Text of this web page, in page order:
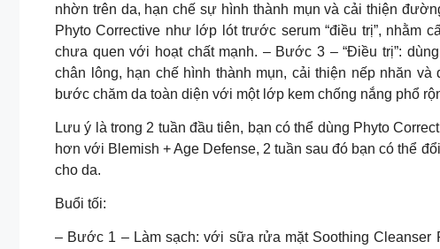
nhờn trên da, hạn chế sự hình thành mụn và cải thiện
Phyto Corrective như lớp lót trước serum “điều trị”, nhằm
chưa quen với hoạt chất mạnh. – Bước 3 – “Điều trị”:
chân lông, hạn chế hình thành mụn, cải thiện nếp nhăn
bước chăm da toàn diện với một lớp kem chống nắng phổ
Lưu ý là trong 2 tuần đầu tiên, bạn có thể dùng Phyto
hơn với Blemish + Age Defense, 2 tuần sau đó bạn có thể
cho da.
Buổi tối:
– Bước 1 – Làm sạch: với sữa rửa mặt Soothing Cleanser